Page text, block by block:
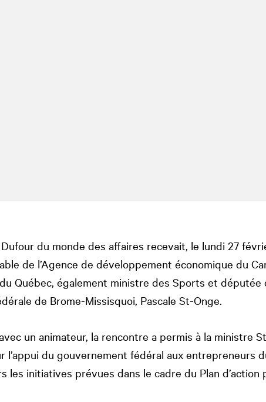
du monde des affaires recevait, le lundi 27
de l’Agence de développement économique du
Québec, également ministre des Sports et députée
de Brome-Missisquoi, Pascale St-Onge.
un animateur, la rencontre a permis à la ministre
l’appui du gouvernement fédéral aux entrepreneurs
les initiatives prévues dans le cadre du Plan d’action